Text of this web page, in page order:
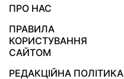
ПРО НАС
ПРАВИЛА
КОРИСТУВАННЯ
САЙТОМ
РЕДАКЦІЙНА ПОЛІТИКА